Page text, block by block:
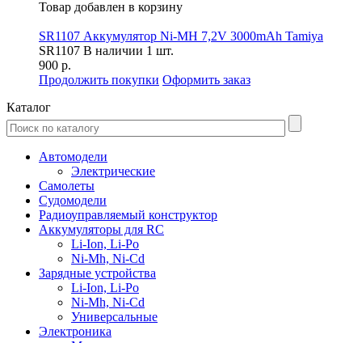
Товар добавлен в корзину
SR1107 Аккумулятор Ni-MH 7,2V 3000mAh Tamiya
SR1107 В наличии 1 шт.
900 р.
Продолжить покупки Оформить заказ
Каталог
Автомодели
Электрические
Самолеты
Судомодели
Радиоуправляемый конструктор
Аккумуляторы для RC
Li-Ion, Li-Po
Ni-Mh, Ni-Cd
Зарядные устройства
Li-Ion, Li-Po
Ni-Mh, Ni-Cd
Универсальные
Электроника